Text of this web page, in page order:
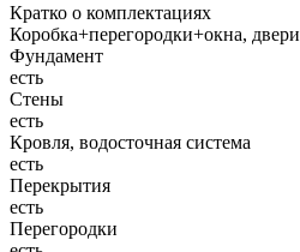
Кратко о комплектациях
Коробка+перегородки+окна, двери
Фундамент
есть
Стены
есть
Кровля, водосточная система
есть
Перекрытия
есть
Перегородки